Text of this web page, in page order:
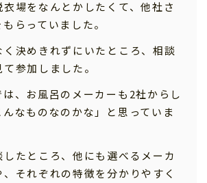
場をなんとかしたくて、他社さ
らっていました。
く決めきれずにいたところ、相談
参加しました。
、お風呂のメーカーも2社からし
なものなのかな」と思っていま
たところ、他にも選べるメーカ
それぞれの特徴を分かりやすく